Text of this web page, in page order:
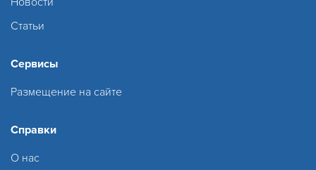
Статьи
Сервисы
Размещение на сайте
Справки
О нас